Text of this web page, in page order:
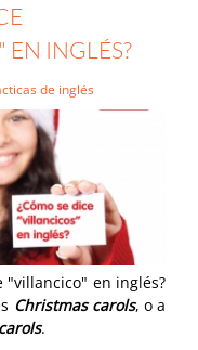
INGLÉS?
de inglés
"villancico" en inglés?
Christmas carols, o a
carols.